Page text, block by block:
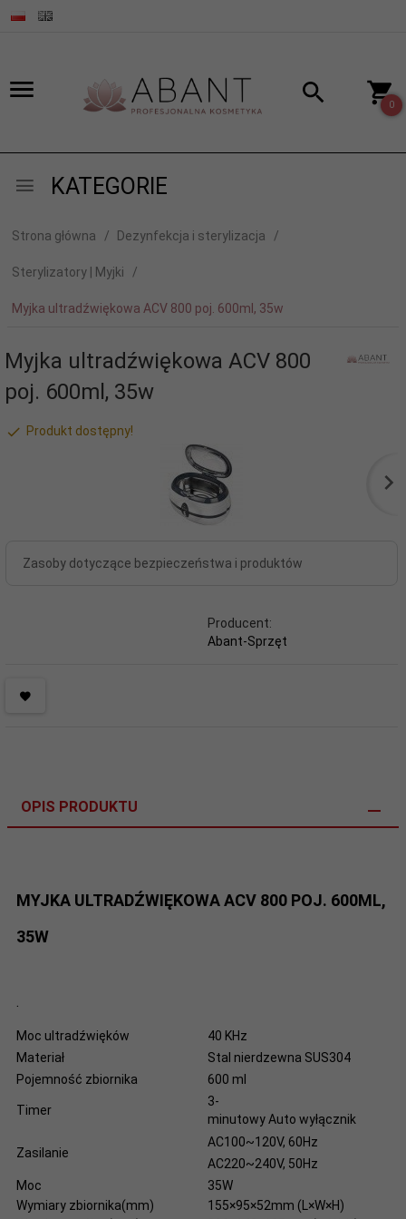
0
KATEGORIE
Strona główna Dezynfekcja i sterylizacja
Sterylizatory | Myjki
Myjka ultradźwiękowa ACV 800 poj. 600ml, 35w
Myjka ultradźwiękowa ACV 800
poj. 600ml, 35w
Produkt dostępny!
Zasoby dotyczące bezpieczeństwa i produktów
Producent:
Abant-Sprzęt
OPIS PRODUKTU
MYJKA ULTRADŹWIĘKOWA ACV 800 POJ. 600ML,
35W
.
Moc ultradźwięków 40 KHz
Materiał
Stal nierdzewna SUS304
Pojemność zbiornika
600 ml
Timer
3-
minutowyAuto wyłącznik
Zasilanie
AC100~120V, 60Hz
AC220~240V, 50Hz
Moc
35W
Wymiary zbiornika(mm)
155×95×52mm (L×W×H)